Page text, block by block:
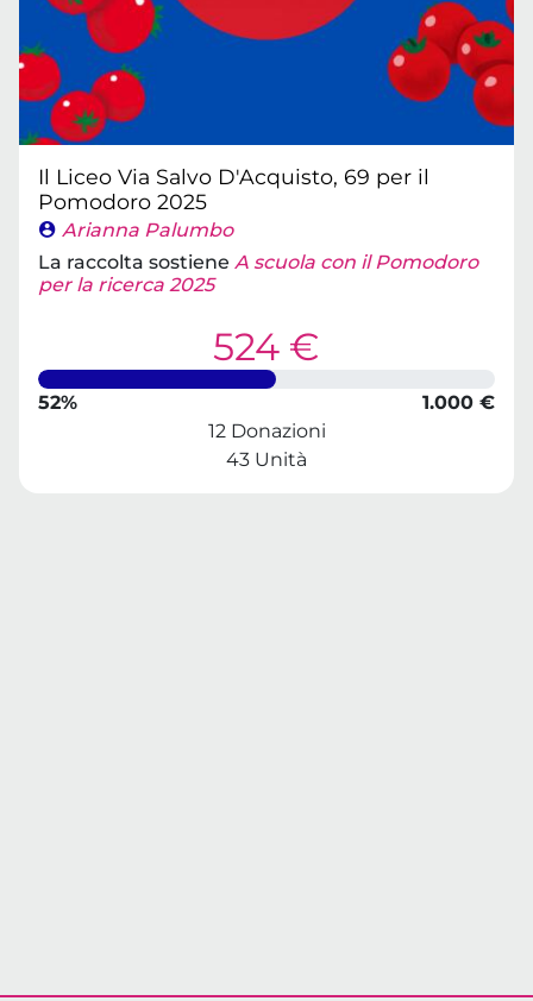
Il Liceo Via Salvo D'Acquisto, 69 per il
Pomodoro 2025
Arianna Palumbo
La raccolta sostiene A scuola con il Pomodoro
per la ricerca 2025
524 €
52%
1.000 €
12 Donazioni
43 Unità